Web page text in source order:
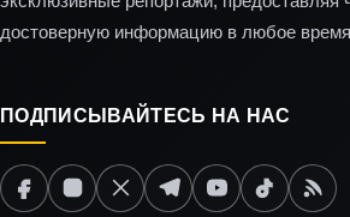
достоверную информацию в любое время
ПОДПИСЫВАЙТЕСЬ НА НАС